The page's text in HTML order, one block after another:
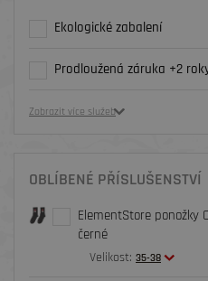
Ekologické zabalení
Prodloužená záruka +2
Zobrazit více služeb
OBLÍBENÉ PŘÍSLUŠENSTVÍ
ElementStore ponožky
černé
Velikost: 35-38